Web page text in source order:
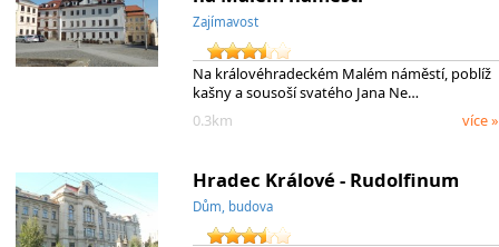
Zajímavost
Na královéhradeckém Malém náměstí, poblíž
kašny a sousoší svatého Jana Ne…
0.3km
více »
Hradec Králové - Rudolfinum
Dům, budova